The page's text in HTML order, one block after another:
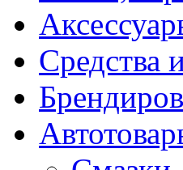
Средства